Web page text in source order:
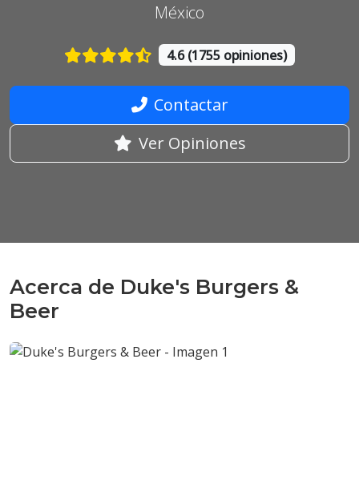
México
4.6 (1755 opiniones)
Contactar
Ver Opiniones
Acerca de Duke's Burgers &
Beer